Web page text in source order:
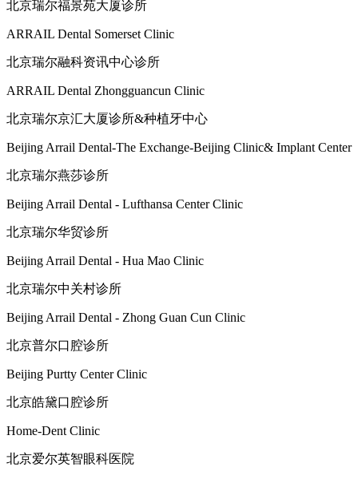
北京瑞尔福景苑大厦诊所
ARRAIL Dental Somerset Clinic
北京瑞尔融科资讯中心诊所
ARRAIL Dental Zhongguancun Clinic
北京瑞尔京汇大厦诊所&种植牙中心
Beijing Arrail Dental-The Exchange-Beijing Clinic& Implant Center
北京瑞尔燕莎诊所
Beijing Arrail Dental - Lufthansa Center Clinic
北京瑞尔华贸诊所
Beijing Arrail Dental - Hua Mao Clinic
北京瑞尔中关村诊所
Beijing Arrail Dental - Zhong Guan Cun Clinic
北京普尔口腔诊所
Beijing Purtty Center Clinic
北京皓黛口腔诊所
Home-Dent Clinic
北京爱尔英智眼科医院